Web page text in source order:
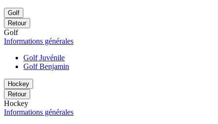
Golf
Retour
Golf
Informations générales
Golf Juvénile
Golf Benjamin
Hockey
Retour
Hockey
Informations générales